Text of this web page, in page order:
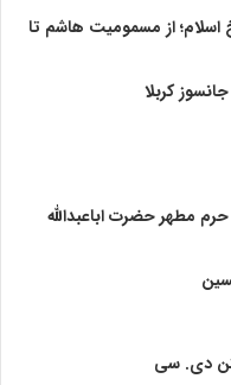
اسلام؛ از مسمومیت هاشم تا
کربلا
مطهر حضرت اباعبدالله
دی. سی